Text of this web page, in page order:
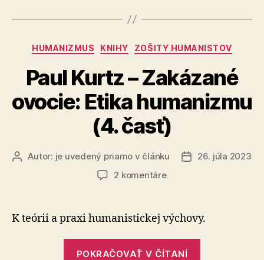
časť)“
Kategórie
HUMANIZMUS KNIHY ZOŠITY HUMANISTOV
Paul Kurtz – Zakázané
ovocie: Etika humanizmu
(4. časť)
AutorAutor: je uvedený priamo v článku
Dátum
26. júla 2023
2 komentárena
Zakázané
ovocie:
Etika
K teórii a praxi humanistickej výchovy.
POKRAČOVAŤ V ČÍTANÍ